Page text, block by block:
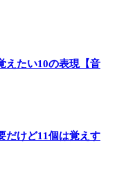
えたい10の表現【音
だけど11個は覚えす